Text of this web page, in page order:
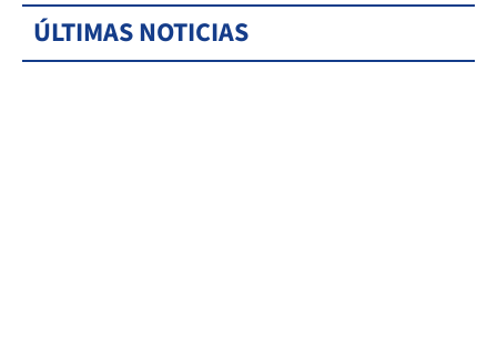
ÚLTIMAS NOTICIAS